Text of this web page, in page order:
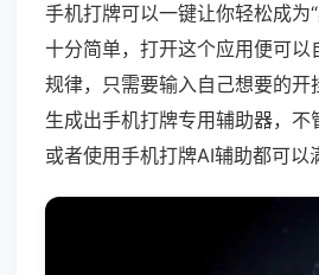
手机打牌可以一键让你轻松成为
十分简单，打开这个应用便可以
规律，只需要输入自己想要的开
生成出手机打牌专用辅助器，不
或者使用手机打牌AI辅助都可以